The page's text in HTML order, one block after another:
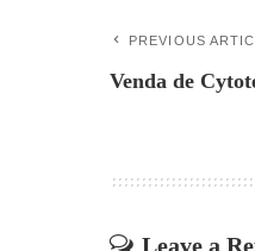
PREVIOUS
Venda de
Leave a